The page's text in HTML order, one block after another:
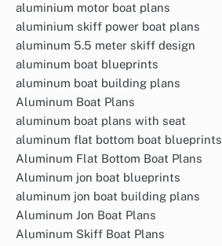
aluminium motor boat plans
aluminium skiff power boat plans
aluminum 5.5 meter skiff design
aluminum boat blueprints
aluminum boat building plans
Aluminum Boat Plans
aluminum boat plans with seat
aluminum flat bottom boat blueprints
Aluminum Flat Bottom Boat Plans
Aluminum jon boat blueprints
aluminum jon boat building plans
Aluminum Jon Boat Plans
Aluminum Skiff Boat Plans